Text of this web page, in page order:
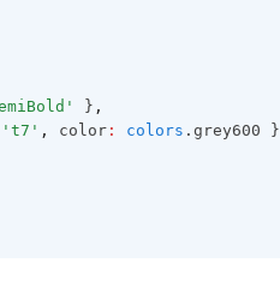
} ,
't7' , color : colors .grey600 }